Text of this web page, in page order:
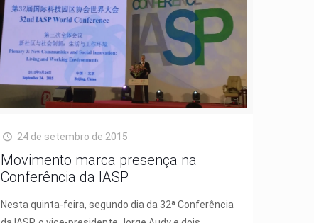
24 de setembro de 2015
Movimento marca presença na
Conferência da IASP
Nesta quinta-feira, segundo dia da 32ª Conferência